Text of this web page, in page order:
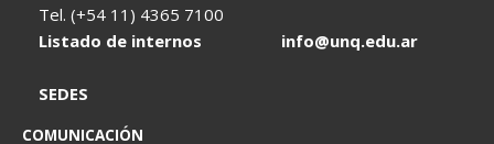
Tel. (+54 11) 4365 7100
Listado de internos
info@unq.edu.ar
SEDES
COMUNICACIÓN